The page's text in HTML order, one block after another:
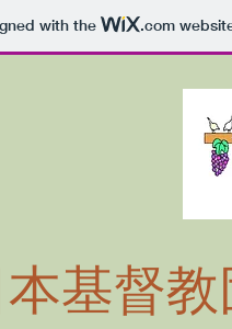
with the .com
本基督